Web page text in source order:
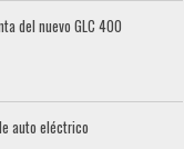
del nuevo GLC 400
auto eléctrico